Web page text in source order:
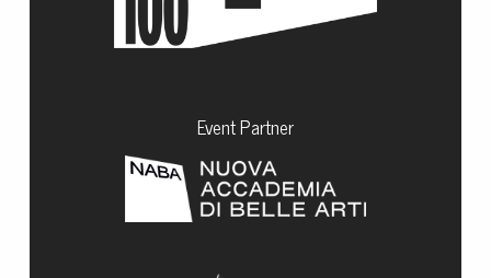
Event Partner